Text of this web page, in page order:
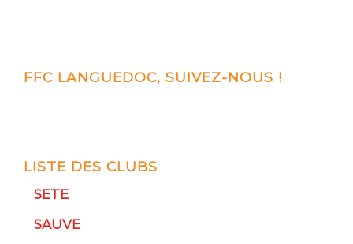
FFC LANGUEDOC, SUIVEZ-NOUS !
LISTE DES CLUBS
SETE
SAUVE